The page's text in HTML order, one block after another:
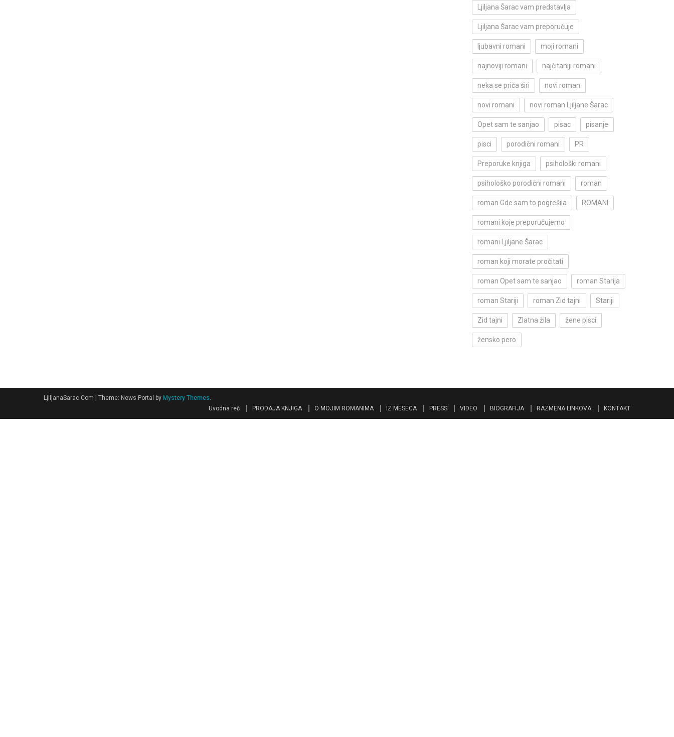
Ljiljana Šarac vam predstavlja
Ljiljana Šarac vam preporučuje
ljubavni romani moji romani
najnoviji romani najčitaniji romani
neka se priča širi novi roman
novi romani novi roman Ljiljane Šarac
Opet sam te sanjao pisac pisanje
pisci porodični romani PR
Preporuke knjiga psihološki romani
psihološko porodični romani roman
roman Gde sam to pogrešila ROMANI
romani koje preporučujemo
romani Ljiljane Šarac
roman koji morate pročitati
roman Opet sam te sanjao roman Starija
roman Stariji roman Zid tajni Stariji
Zid tajni Zlatna žila žene pisci
žensko pero
LjiljanaSarac.Com Theme: News Portal by Mystery Themes.
Uvodna reč
PRODAJA KNJIGA O MOJIM ROMANIMA IZ MESECA PRESS VIDEO BIOGRAFIJA RAZMENA LINKOVA KONTAKT